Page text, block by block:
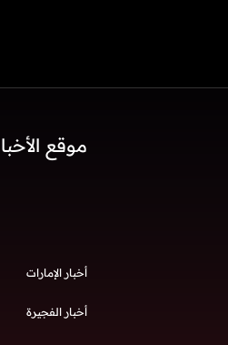
موقع
أخبار الإمارات
أخبار الفجيرة